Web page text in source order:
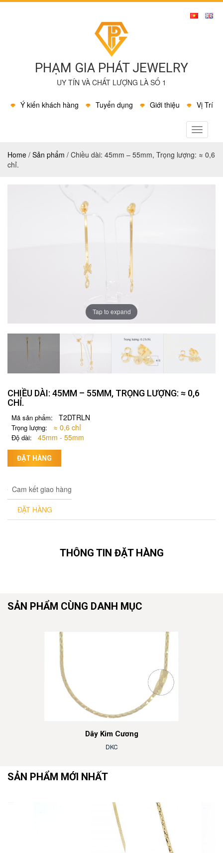
PHẠM GIA PHÁT JEWELRY
UY TÍN VÀ CHẤT LƯỢNG LÀ SỐ 1
Ý kiến khách hàng Tuyển dụng Giới thiệu Vị Trí
MENU
Home / Sản phẩm / Chiều dài: 45mm – 55mm, Trọng lượng: ≈ 0,6
chỉ.
Tap to expand
CHIỀU DÀI: 45MM – 55MM, TRỌNG LƯỢNG: ≈ 0,6
CHỈ.
Mã sản phẩm: T2DTRLN
Trọng lượng: ≈ 0,6 chỉ
Độ dài: 45mm - 55mm
ĐẶT HÀNG
Cam kết giao hàng
ĐẶT HÀNG
THÔNG TIN ĐẶT HÀNG
SẢN PHẨM CÙNG DANH MỤC
Dây Kim Cương
DKC
SẢN PHẨM MỚI NHẤT